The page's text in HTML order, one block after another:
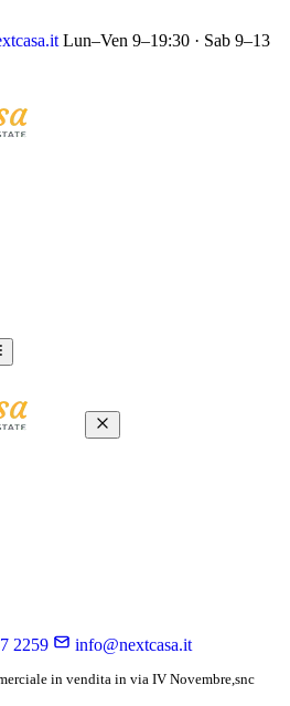
Lun–Ven 9–19:30 · Sab 9–13
2259 info@nextcasa.it
in vendita in via IV Novembre,snc